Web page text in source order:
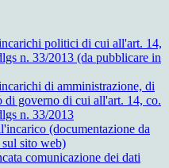
politici di cui all'art. 14,
n. 33/2013 (da pubblicare in
di amministrazione, di
di governo di cui all'art. 14, co.
n. 33/2013
(documentazione da
sito web)
comunicazione dei dati